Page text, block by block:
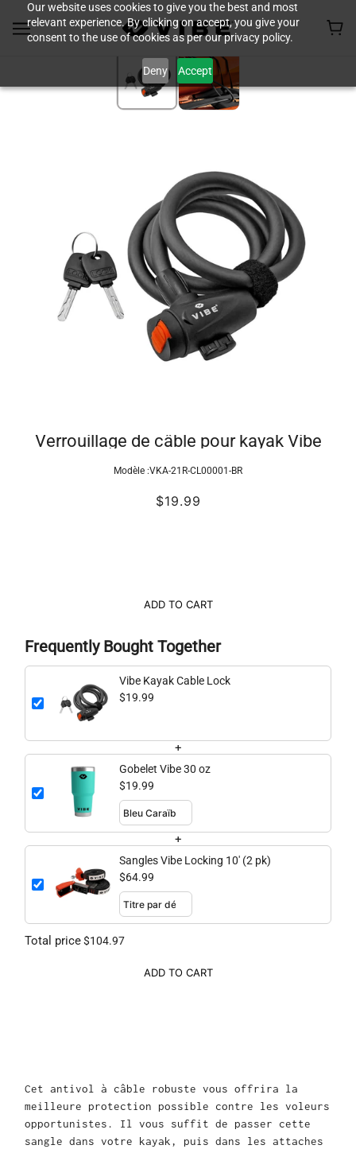
Our website uses cookies to give you the best and most
relevant experience. By clicking on accept, you give your
consent to the use of cookies as per our privacy policy.
Deny Accept
Verrouillage de câble pour kayak Vibe
Modèle :VKA-21R-CL00001-BR
$19.99
ADD TO CART
Frequently Bought Together
Vibe Kayak Cable Lock
$19.99
+
Gobelet Vibe 30 oz
$19.99
+
Sangles Vibe Locking 10' (2 pk)
$64.99
Total price$104.97
ADD TO CART
Cet antivol à câble robuste vous offrira la
meilleure protection possible contre les voleurs
opportunistes. Il vous suffit de passer cette
sangle dans votre kayak, puis dans les attaches